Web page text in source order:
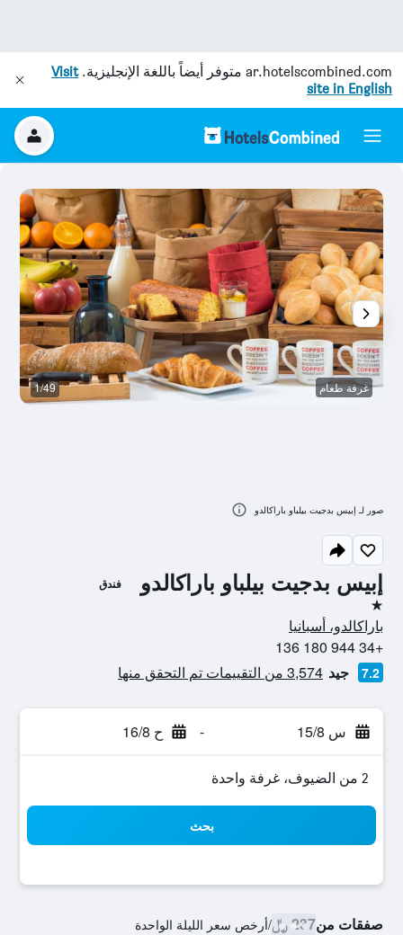
ar.hotelscombined.com متوفر أيضاً باللغة الإنجليزية.Visit
site in English
إبيس بدجيت بيلباو باراكالدو فندق
نجمة واحدة
باراكالدو، أسبانيا
+34 944 180 136
7.2 جيد 3,574 من التقييمات تم التحقق منها
س 15/8 - ح 16/8
2 من الضيوف، غرفة واحدة
بحث
صفقات من237 ﷼ /أرخص سعر الليلة الواحدة
غرفة طعام 1/49
صور لـ إبيس بدجيت بيلباو باراكالدو